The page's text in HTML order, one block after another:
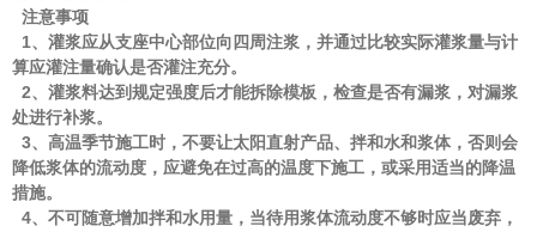
注意事项
1、灌浆应从支座中心部位向四周注浆，并通过比较实际灌浆量与计
算应灌注量确认是否灌注充分。
2、灌浆料达到规定强度后才能拆除模板，检查是否有漏浆，对漏浆
处进行补浆。
3、高温季节施工时，不要让太阳直射产品、拌和水和浆体，否则会
降低浆体的流动度，应避免在过高的温度下施工，或采用适当的降温
措施。
4、不可随意增加拌和水用量，当待用浆体流动度不够时应当废弃，